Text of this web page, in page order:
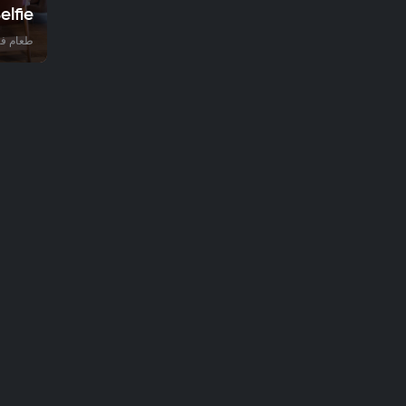
طعام